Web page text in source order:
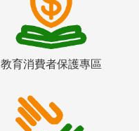
教育消費者保護專區